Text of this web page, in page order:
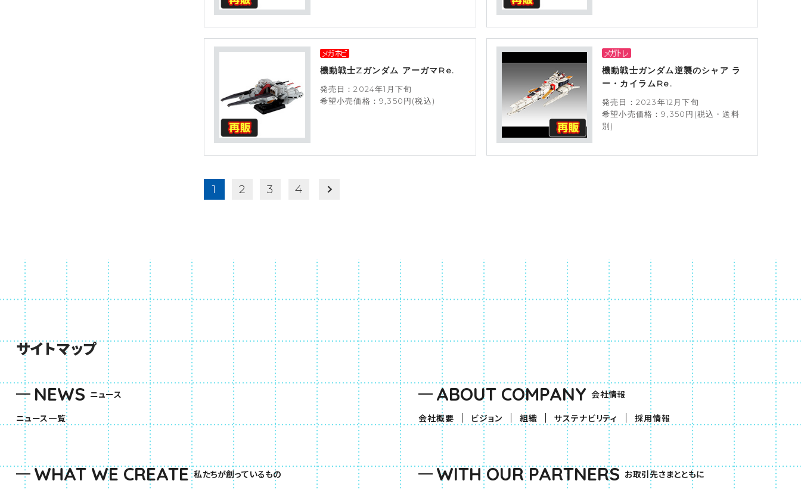
機動戦士Zガンダム アーガマRe.
発売日：2024年1月下旬
希望小売価格：9,350円(税込)
機動戦士ガンダム逆襲のシャア ラ
ー・カイラムRe.
発売日：2023年12月下旬
希望小売価格：9,350円(税込・送料
別)
1 2 3 4
サイトマップ
NEWS ニュース
ニュース一覧
WHAT WE CREATE 私たちが創っているもの
ABOUT COMPANY 会社情報
会社概要
ビジョン 組織 サステナビリティ 採用情報
WITH OUR PARTNERS お取引先さまとともに